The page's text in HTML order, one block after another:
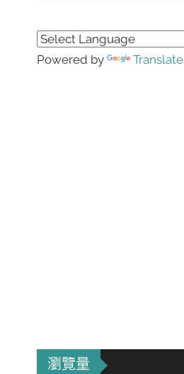
Powered by Translate
瀏覽量